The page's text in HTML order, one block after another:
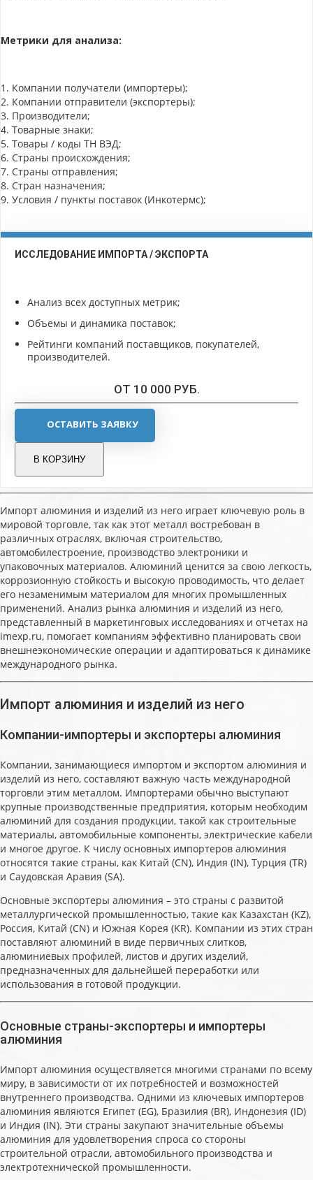
Метрики для анализа:
1. Компании получатели (импортеры);
2. Компании отправители (экспортеры);
3. Производители;
4. Товарные знаки;
5. Товары / коды ТН ВЭД;
6. Страны происхождения;
7. Страны отправления;
8. Стран назначения;
9. Условия / пункты поставок (Инкотермс);
ИССЛЕДОВАНИЕ ИМПОРТА / ЭКСПОРТА
Анализ всех доступных метрик;
Объемы и динамика поставок;
Рейтинги компаний поставщиков, покупателей,
производителей.
ОТ 10 000 РУБ.
ОСТАВИТЬ ЗАЯВКУ
В КОРЗИНУ
Импорт алюминия и изделий из него играет ключевую роль в
мировой торговле, так как этот металл востребован в
различных отраслях, включая строительство,
автомобилестроение, производство электроники и
упаковочных материалов. Алюминий ценится за свою легкость,
коррозионную стойкость и высокую проводимость, что делает
его незаменимым материалом для многих промышленных
применений. Анализ рынка алюминия и изделий из него,
представленный в маркетинговых исследованиях и отчетах на
imexp.ru, помогает компаниям эффективно планировать свои
внешнеэкономические операции и адаптироваться к динамике
международного рынка.
Импорт алюминия и изделий из него
Компании-импортеры и экспортеры алюминия
Компании, занимающиеся импортом и экспортом алюминия и
изделий из него, составляют важную часть международной
торговли этим металлом. Импортерами обычно выступают
крупные производственные предприятия, которым необходим
алюминий для создания продукции, такой как строительные
материалы, автомобильные компоненты, электрические кабели
и многое другое. К числу основных импортеров алюминия
относятся такие страны, как Китай (CN), Индия (IN), Турция (TR)
и Саудовская Аравия (SA).
Основные экспортеры алюминия – это страны с развитой
металлургической промышленностью, такие как Казахстан (KZ),
Россия, Китай (CN) и Южная Корея (KR). Компании из этих стран
поставляют алюминий в виде первичных слитков,
алюминиевых профилей, листов и других изделий,
предназначенных для дальнейшей переработки или
использования в готовой продукции.
Основные страны-экспортеры и импортеры
алюминия
Импорт алюминия осуществляется многими странами по всему
миру, в зависимости от их потребностей и возможностей
внутреннего производства. Одними из ключевых импортеров
алюминия являются Египет (EG), Бразилия (BR), Индонезия (ID)
и Индия (IN). Эти страны закупают значительные объемы
алюминия для удовлетворения спроса со стороны
строительной отрасли, автомобильного производства и
электротехнической промышленности.